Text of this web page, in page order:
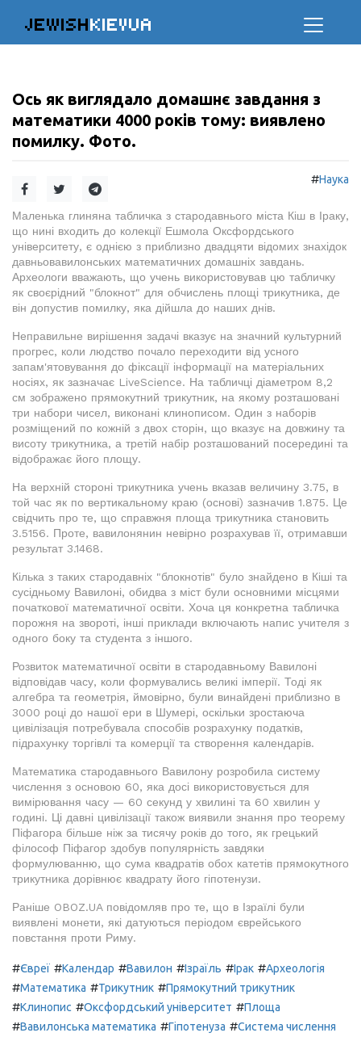
JEWISHKIEVUA
Ось як виглядало домашнє завдання з
математики 4000 років тому: виявлено
помилку. Фото.
#Наука
Маленька глиняна табличка з стародавнього міста Кіш в Іраку,
що нині входить до колекції Ешмола Оксфордського
університету, є однією з приблизно двадцяти відомих знахідок
давньовавилонських математичних домашніх завдань.
Археологи вважають, що учень використовував цю табличку
як своєрідний "блокнот" для обчислень площі трикутника, де
він допустив помилку, яка дійшла до наших днів.
Неправильне вирішення задачі вказує на значний культурний
прогрес, коли людство почало переходити від усного
запам'ятовування до фіксації інформації на матеріальних
носіях, як зазначає LiveScience. На табличці діаметром 8,2
см зображено прямокутний трикутник, на якому розташовані
три набори чисел, виконані клинописом. Один з наборів
розміщений по кожній з двох сторін, що вказує на довжину та
висоту трикутника, а третій набір розташований посередині та
відображає його площу.
На верхній стороні трикутника учень вказав величину 3.75, в
той час як по вертикальному краю (основі) зазначив 1.875. Це
свідчить про те, що справжня площа трикутника становить
3.5156. Проте, вавилонянин невірно розрахував її, отримавши
результат 3.1468.
Кілька з таких стародавніх "блокнотів" було знайдено в Кіші та
сусідньому Вавилоні, обидва з міст були основними місцями
початкової математичної освіти. Хоча ця конкретна табличка
порожня на звороті, інші приклади включають напис учителя з
одного боку та студента з іншого.
Розвиток математичної освіти в стародавньому Вавилоні
відповідав часу, коли формувались великі імперії. Тоді як
алгебра та геометрія, ймовірно, були винайдені приблизно в
3000 році до нашої ери в Шумері, оскільки зростаюча
цивілізація потребувала способів розрахунку податків,
підрахунку торгівлі та комерції та створення календарів.
Математика стародавнього Вавилону розробила систему
числення з основою 60, яка досі використовується для
вимірювання часу — 60 секунд у хвилині та 60 хвилин у
годині. Ці давні цивілізації також виявили знання про теорему
Піфагора більше ніж за тисячу років до того, як грецький
філософ Піфагор здобув популярність завдяки
формулюванню, що сума квадратів обох катетів прямокутного
трикутника дорівнює квадрату його гіпотенузи.
Раніше OBOZ.UA повідомляв про те, що в Ізраїлі були
виявлені монети, які датуються періодом єврейського
повстання проти Риму.
#Євреї #Календар #Вавилон #Ізраїль #Ірак #Археологія
#Математика #Трикутник #Прямокутний трикутник
#Клинопис #Оксфордський університет #Площа
#Вавилонська математика #Гіпотенуза #Система числення